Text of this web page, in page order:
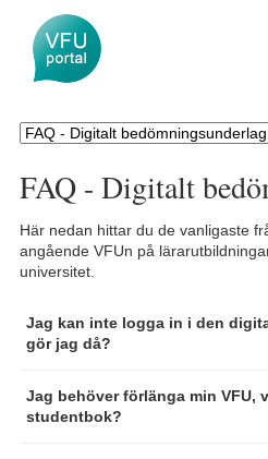
FAQ - Digitalt
Här nedan hittar du de vanligaste
angående VFUn på
universitet.
Jag kan inte logga in i den
gör jag då?
Jag behöver förlänga min VFU,
studentbok?